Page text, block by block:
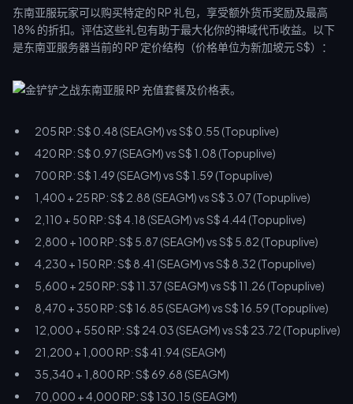
东南亚服玩家可以购买特定的 RP 礼包，享受额外货币奖励及最高
18% 的折扣。评估这些礼包有助于最大化你的神域代币收益。以下
是东南亚服务器当前的 RP 定价结构（价格单位为新加坡元 S$）：
205 RP: S$ 0.48 (SEAGM) vs S$ 0.55 (Topuplive)
420 RP: S$ 0.97 (SEAGM) vs S$ 1.08 (Topuplive)
700 RP: S$ 1.49 (SEAGM) vs S$ 1.59 (Topuplive)
1,400 + 25 RP: S$ 2.88 (SEAGM) vs S$ 3.07 (Topuplive)
2,110 + 50 RP: S$ 4.18 (SEAGM) vs S$ 4.44 (Topuplive)
2,800 + 100 RP: S$ 5.87 (SEAGM) vs S$ 5.82 (Topuplive)
4,230 + 150 RP: S$ 8.41 (SEAGM) vs S$ 8.32 (Topuplive)
5,600 + 250 RP: S$ 11.37 (SEAGM) vs S$ 11.26 (Topuplive)
8,470 + 350 RP: S$ 16.85 (SEAGM) vs S$ 16.59 (Topuplive)
12,000 + 550 RP: S$ 24.03 (SEAGM) vs S$ 23.72 (Topuplive)
21,200 + 1,000 RP: S$ 41.94 (SEAGM)
35,340 + 1,800 RP: S$ 69.68 (SEAGM)
70,000 + 4,000 RP: S$ 130.15 (SEAGM)